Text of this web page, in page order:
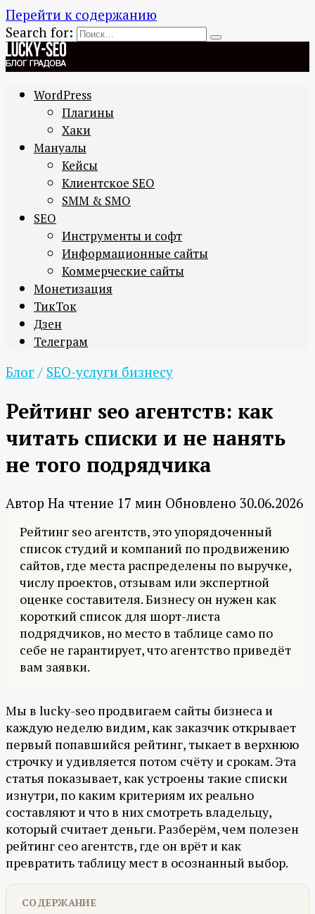
Перейти к содержанию
Search for:
WordPress
Плагины
Хаки
Мануалы
Кейсы
Клиентское SEO
SMM & SMO
SEO
Инструменты и софт
Информационные сайты
Коммерческие сайты
Монетизация
ТикТок
Дзен
Телеграм
Блог / SEO-услуги бизнесу
Рейтинг seo агентств: как
читать списки и не нанять
не того подрядчика
Автор На чтение 17 мин Обновлено 30.06.2026
Рейтинг seo агентств, это упорядоченный
список студий и компаний по продвижению
сайтов, где места распределены по выручке,
числу проектов, отзывам или экспертной
оценке составителя. Бизнесу он нужен как
короткий список для шорт-листа
подрядчиков, но место в таблице само по
себе не гарантирует, что агентство приведёт
вам заявки.
Мы в lucky-seo продвигаем сайты бизнеса и
каждую неделю видим, как заказчик открывает
первый попавшийся рейтинг, тыкает в верхнюю
строчку и удивляется потом счёту и срокам. Эта
статья показывает, как устроены такие списки
изнутри, по каким критериям их реально
составляют и что в них смотреть владельцу,
который считает деньги. Разберём, чем полезен
рейтинг сео агентств, где он врёт и как
превратить таблицу мест в осознанный выбор.
СОДЕРЖАНИЕ